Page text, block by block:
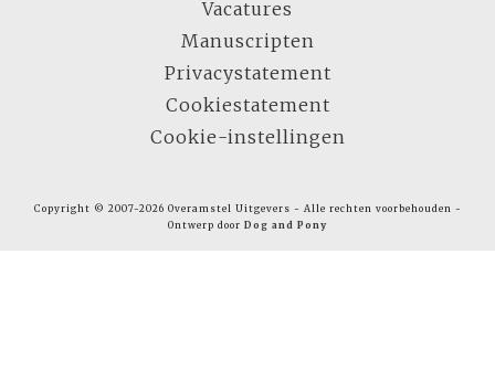
Vacatures
Manuscripten
Privacystatement
Cookiestatement
Cookie-instellingen
Copyright © 2007-2026 Overamstel Uitgevers - Alle rechten voorbehouden -
Ontwerp door Dog and Pony